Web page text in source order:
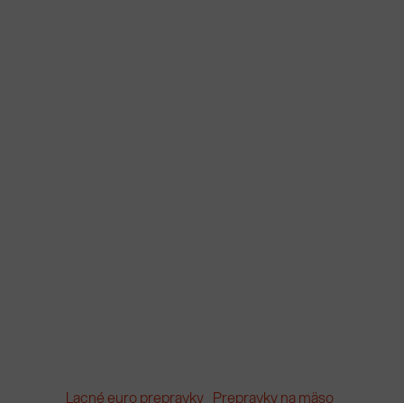
Lacné euro prepravky Prepravky na mäso